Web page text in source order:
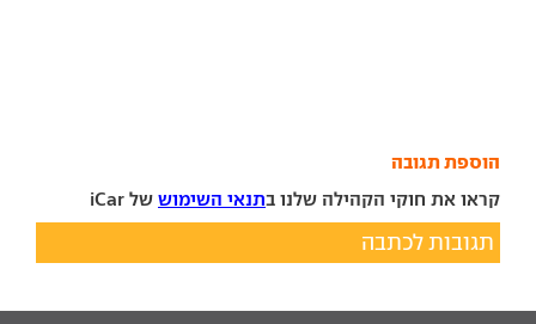
הוספת תגובה
קראו את חוקי הקהילה שלנו בתנאי השימוש של iCar
תגובות לכתבה